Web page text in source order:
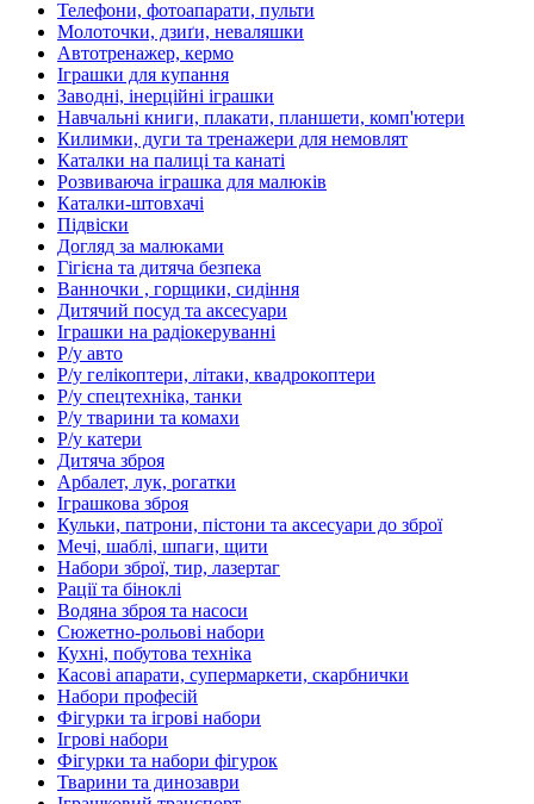
Телефони, фотоапарати, пульти
Молоточки, дзиґи, неваляшки
Автотренажер, кермо
Іграшки для купання
Заводні, інерційні іграшки
Навчальні книги, плакати, планшети, комп'ютери
Килимки, дуги та тренажери для немовлят
Каталки на палиці та канаті
Розвиваюча іграшка для малюків
Каталки-штовхачі
Підвіски
Догляд за малюками
Гігієна та дитяча безпека
Ванночки , горщики, сидіння
Дитячий посуд та аксесуари
Іграшки на радіокеруванні
Р/у авто
Р/у гелікоптери, літаки, квадрокоптери
Р/у спецтехніка, танки
Р/у тварини та комахи
Р/у катери
Дитяча зброя
Арбалет, лук, рогатки
Іграшкова зброя
Кульки, патрони, пістони та аксесуари до зброї
Мечі, шаблі, шпаги, щити
Набори зброї, тир, лазертаг
Рації та біноклі
Водяна зброя та насоси
Сюжетно-рольові набори
Кухні, побутова техніка
Касові апарати, супермаркети, скарбнички
Набори професій
Фігурки та ігрові набори
Ігрові набори
Фігурки та набори фігурок
Тварини та динозаври